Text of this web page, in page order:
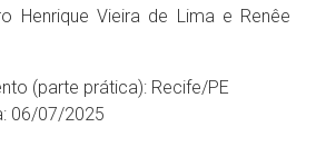
Henrique Vieira de Lima e Renêe
(parte prática): Recife/PE
06/07/2025